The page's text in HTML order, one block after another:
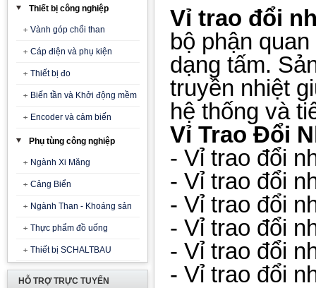
Thiết bị công nghiệp
Vành góp chổi than
Cáp điện và phụ kiện
Thiết bị đo
Biến tần và Khởi động mềm
Encoder và cảm biến
Phụ tùng công nghiệp
Ngành Xi Măng
Cảng Biển
Ngành Than - Khoáng sản
Thực phẩm đồ uống
Thiết bị SCHALTBAU
HỖ TRỢ TRỰC TUYẾN
Vỉ trao đổi
bộ phận
dạng tấm.
truyền nhiệt
hệ thống và
Vỉ Trao Đổi
- Vỉ trao đổi
- Vỉ trao đổi
- Vỉ trao đổi
- Vỉ trao đổi
- Vỉ trao đổi
- Vỉ trao đổi